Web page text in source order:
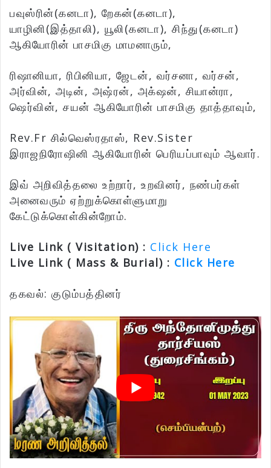
பவுஸ்ரின்(கனடா), றேகன்(கனடா),
யாழினி(இத்தாலி), யூலி(கனடா), சிந்து(கனடா)
ஆகியோரின் பாசமிகு மாமனாரும்,
ரிஷானியா, ரிபினியா, ஜேடன், வர்சனா, வர்சன்,
அர்வின், அடின், அஷ்ரன், அக்‌ஷன், சியான்ரா,
ஷெர்வின், சயன் ஆகியோரின் பாசமிகு தாத்தாவும்,
Rev.Fr சில்வெஸ்ரதாஸ், Rev.Sister
இராஜநிரோஷினி ஆகியோரின் பெரியப்பாவும் ஆவார்.
இவ் அறிவித்தலை உற்றார், உறவினர், நண்பர்கள்
அனைவரும் ஏற்றுக்கொள்ளுமாறு
கேட்டுக்கொள்கின்றோம்.
Live Link ( Visitation) : Click Here
Live Link ( Mass & Burial) : Click Here
தகவல்: குடும்பத்தினர்